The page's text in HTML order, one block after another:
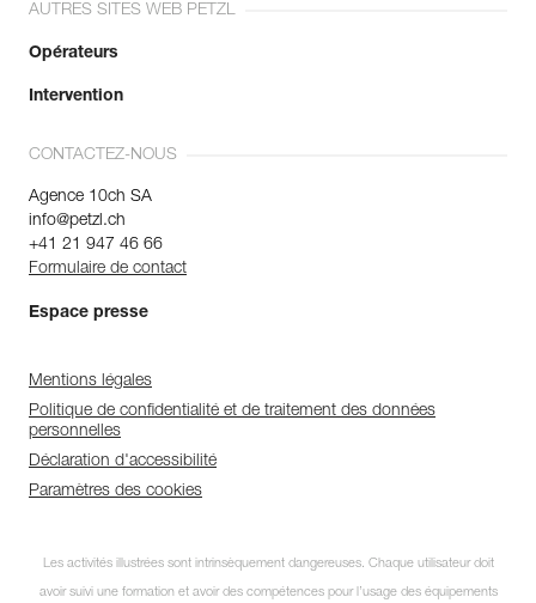
AUTRES SITES WEB PETZL
Opérateurs
Intervention
CONTACTEZ-NOUS
Agence 10ch SA
info@petzl.ch
+41 21 947 46 66
Formulaire de contact
Espace presse
Mentions légales
Politique de confidentialité et de traitement des données
personnelles
Déclaration d'accessibilité
Paramètres des cookies
Les activités illustrées sont intrinsèquement dangereuses. Chaque utilisateur doit
avoir suivi une formation et avoir des compétences pour l’usage des équipements